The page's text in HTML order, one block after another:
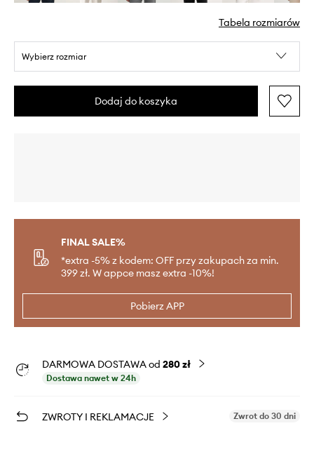
Tabela rozmiarów
Wybierz rozmiar
Dodaj do koszyka
FINAL SALE%
*extra -5% z kodem: OFF przy zakupach za min.
399 zł. W appce masz extra -10%!
Pobierz APP
DARMOWA DOSTAWA od 280 zł
Dostawa nawet w 24h
ZWROTY I REKLAMACJE Zwrot do 30 dni